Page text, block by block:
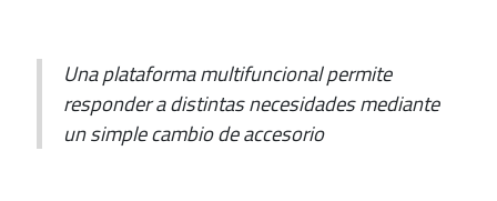
Una plataforma multifuncional permite
responder a distintas necesidades mediante
un simple cambio de accesorio